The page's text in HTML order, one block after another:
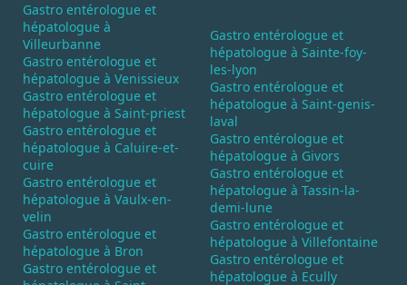
Gastro entérologue et
hépatologue à
Villeurbanne
Gastro entérologue et
hépatologue à Venissieux
Gastro entérologue et
hépatologue à Saint-priest
Gastro entérologue et
hépatologue à Caluire-et-
cuire
Gastro entérologue et
hépatologue à Vaulx-en-
velin
Gastro entérologue et
hépatologue à Bron
Gastro entérologue et
Gastro entérologue et
hépatologue à Sainte-foy-
les-lyon
Gastro entérologue et
hépatologue à Saint-genis-
laval
Gastro entérologue et
hépatologue à Givors
Gastro entérologue et
hépatologue à Tassin-la-
demi-lune
Gastro entérologue et
hépatologue à Villefontaine
Gastro entérologue et
hépatologue à Ecully